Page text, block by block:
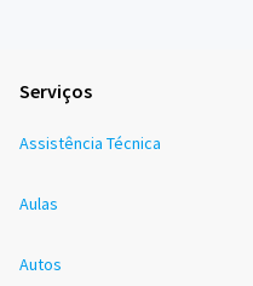
Serviços
Assistência Técnica
Aulas
Autos